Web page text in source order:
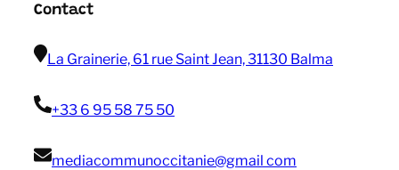
Contact
La Grainerie, 61 rue Saint Jean, 31130 Balma
+33 6 95 58 75 50
mediacommunoccitanie@gmail com